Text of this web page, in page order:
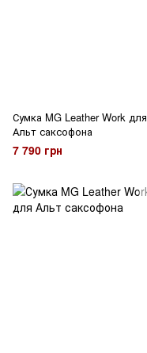
Сумка MG Leather Work для
Альт саксофона
7 790 грн